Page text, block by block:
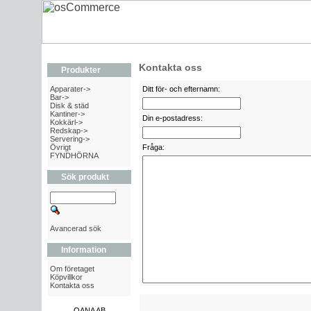
Produkter
Apparater->
Bar->
Disk & städ
Kantiner->
Kokkärl->
Redskap->
Servering->
Övrigt
FYNDHÖRNA
Sök produkt
Avancerad sök
Information
Om företaget
Köpvillkor
Kontakta oss
Kontakta oss
Ditt för- och efternamn:
Din e-postadress:
Fråga: